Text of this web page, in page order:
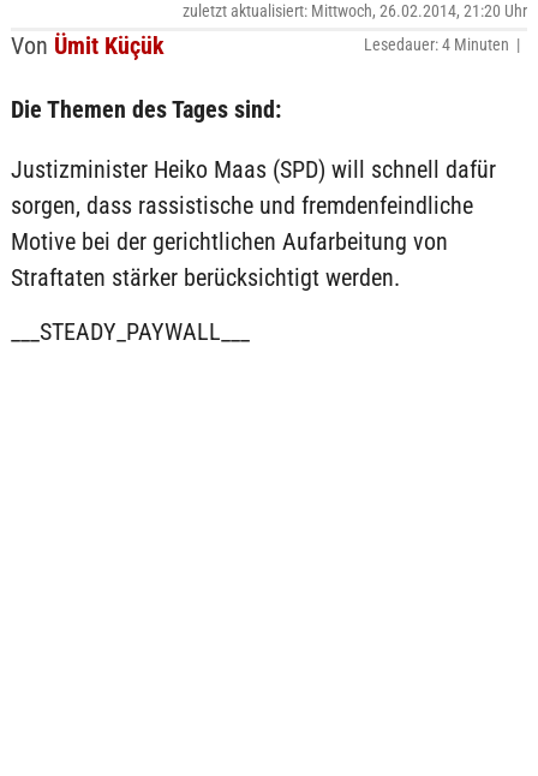
Von Ümit Küçük
zuletzt aktualisiert: Mittwoch, 26.02.2014, 21:20 Uhr
Lesedauer: 4 Minuten |
Die Themen des Tages sind:
Justizminister Heiko Maas (SPD) will schnell dafür
sorgen, dass rassistische und fremdenfeindliche
Motive bei der gerichtlichen Aufarbeitung von
Straftaten stärker berücksichtigt werden.
___STEADY_PAYWALL___